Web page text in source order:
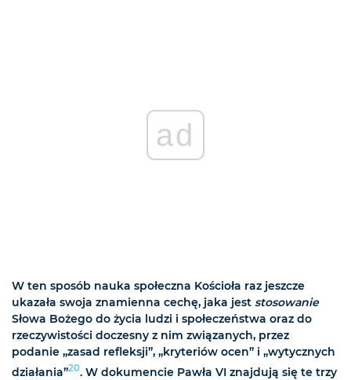
ad
W ten sposób nauka społeczna Kościoła raz jeszcze
ukazała swoja znamienna cechę, jaka jest stosowanie
Słowa Bożego do życia ludzi i społeczeństwa oraz do
rzeczywistości doczesny z nim związanych, przez
podanie „zasad refleksji”, „kryteriów ocen” i „wytycznych
działania”20. W dokumencie Pawła VI znajdują się te trzy